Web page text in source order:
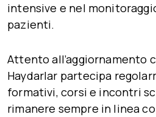
intensive e nel
pazienti.
Attento all’aggiornamento
Haydarlar partecipa
formativi, corsi e incontri
rimanere sempre in linea